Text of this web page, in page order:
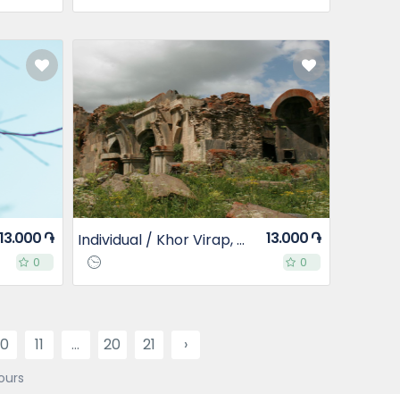
0
0
13.000 ֏ Individual / Khor Virap, Birds Cave, Noravank Monastery, Arates Monastery, Waterfall Goghtanik
0
0
13.000 ֏
11 ... 20 21 ›